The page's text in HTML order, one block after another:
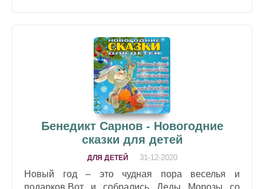
Бенедикт Сарнов - Новогодние
сказки для детей
ДЛЯ ДЕТЕЙ 31-12-2020
Новый год – это чудная пора веселья и
подарков.Вот и собрались Деды Морозы со